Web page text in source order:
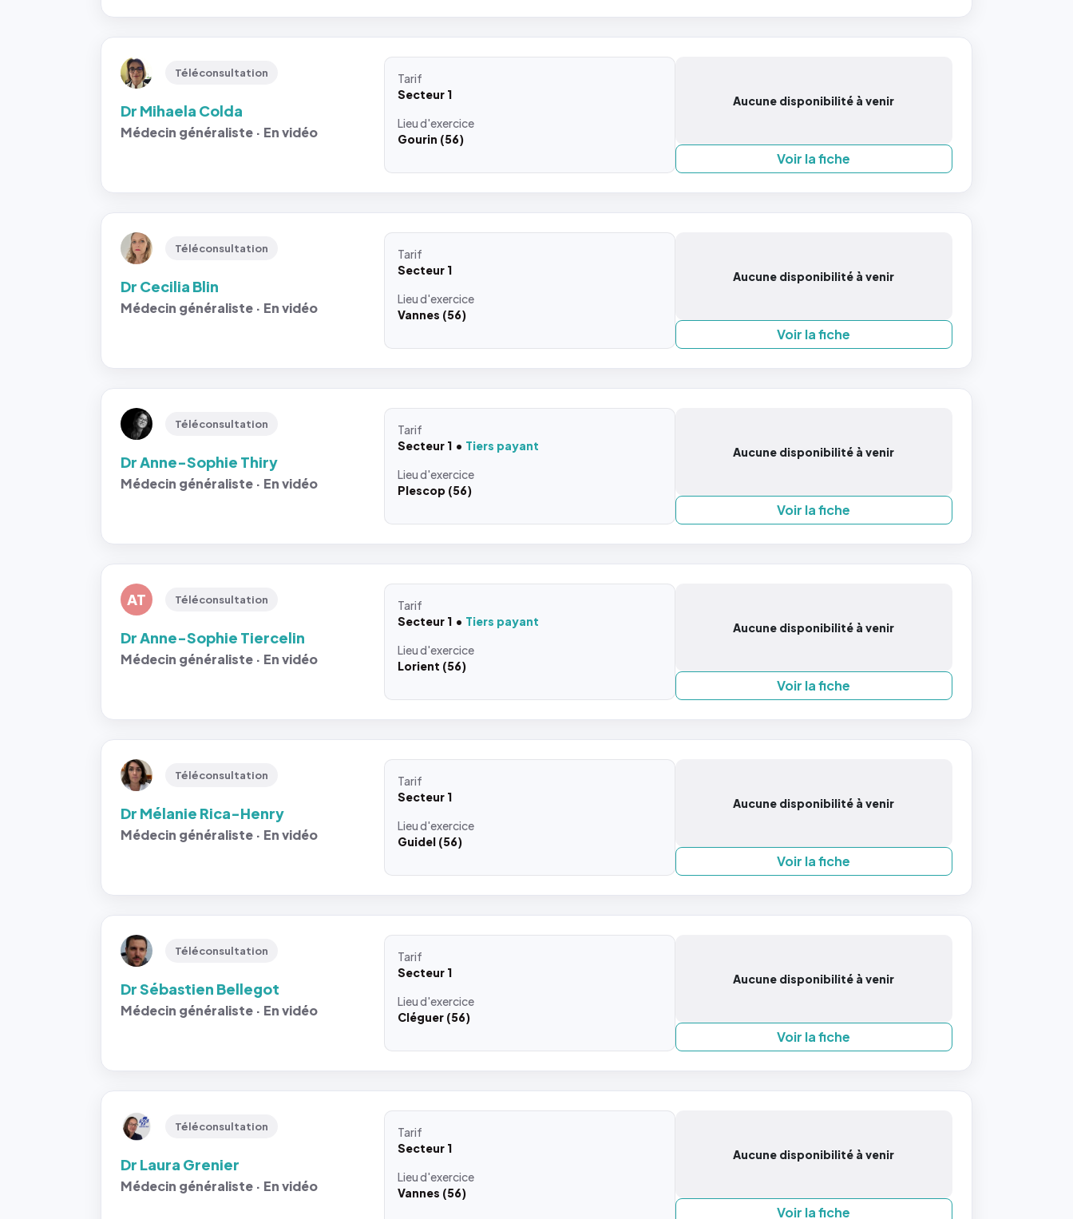
Téléconsultation
Dr Mihaela Colda
Médecin généraliste · En vidéo
Tarif
Secteur 1
Lieud'exercice
Gourin (56)
Aucune disponibilité à venir
Voir la fiche
Téléconsultation
Dr Cecilia Blin
Médecin généraliste · En vidéo
Tarif
Secteur 1
Lieud'exercice
Vannes (56)
Aucune disponibilité à venir
Voir la fiche
Téléconsultation
Dr Anne-Sophie Thiry
Médecin généraliste · En vidéo
Tarif
Secteur 1
Tiers payant
Lieud'exercice
Plescop (56)
Aucune disponibilité à venir
Voir la fiche
AT Téléconsultation
Dr Anne-Sophie Tiercelin
Médecin généraliste · En vidéo
Tarif
Secteur 1
Tiers payant
Lieud'exercice
Lorient (56)
Aucune disponibilité à venir
Voir la fiche
Téléconsultation
Dr Mélanie Rica-Henry
Médecin généraliste · En vidéo
Tarif
Secteur 1
Lieud'exercice
Guidel (56)
Aucune disponibilité à venir
Voir la fiche
Téléconsultation
Dr Sébastien Bellegot
Médecin généraliste · En vidéo
Tarif
Secteur 1
Lieud'exercice
Cléguer (56)
Aucune disponibilité à venir
Voir la fiche
Téléconsultation
Dr Laura Grenier
Médecin généraliste · En vidéo
Tarif
Secteur 1
Lieud'exercice
Vannes (56)
Aucune disponibilité à venir
Voir la fiche